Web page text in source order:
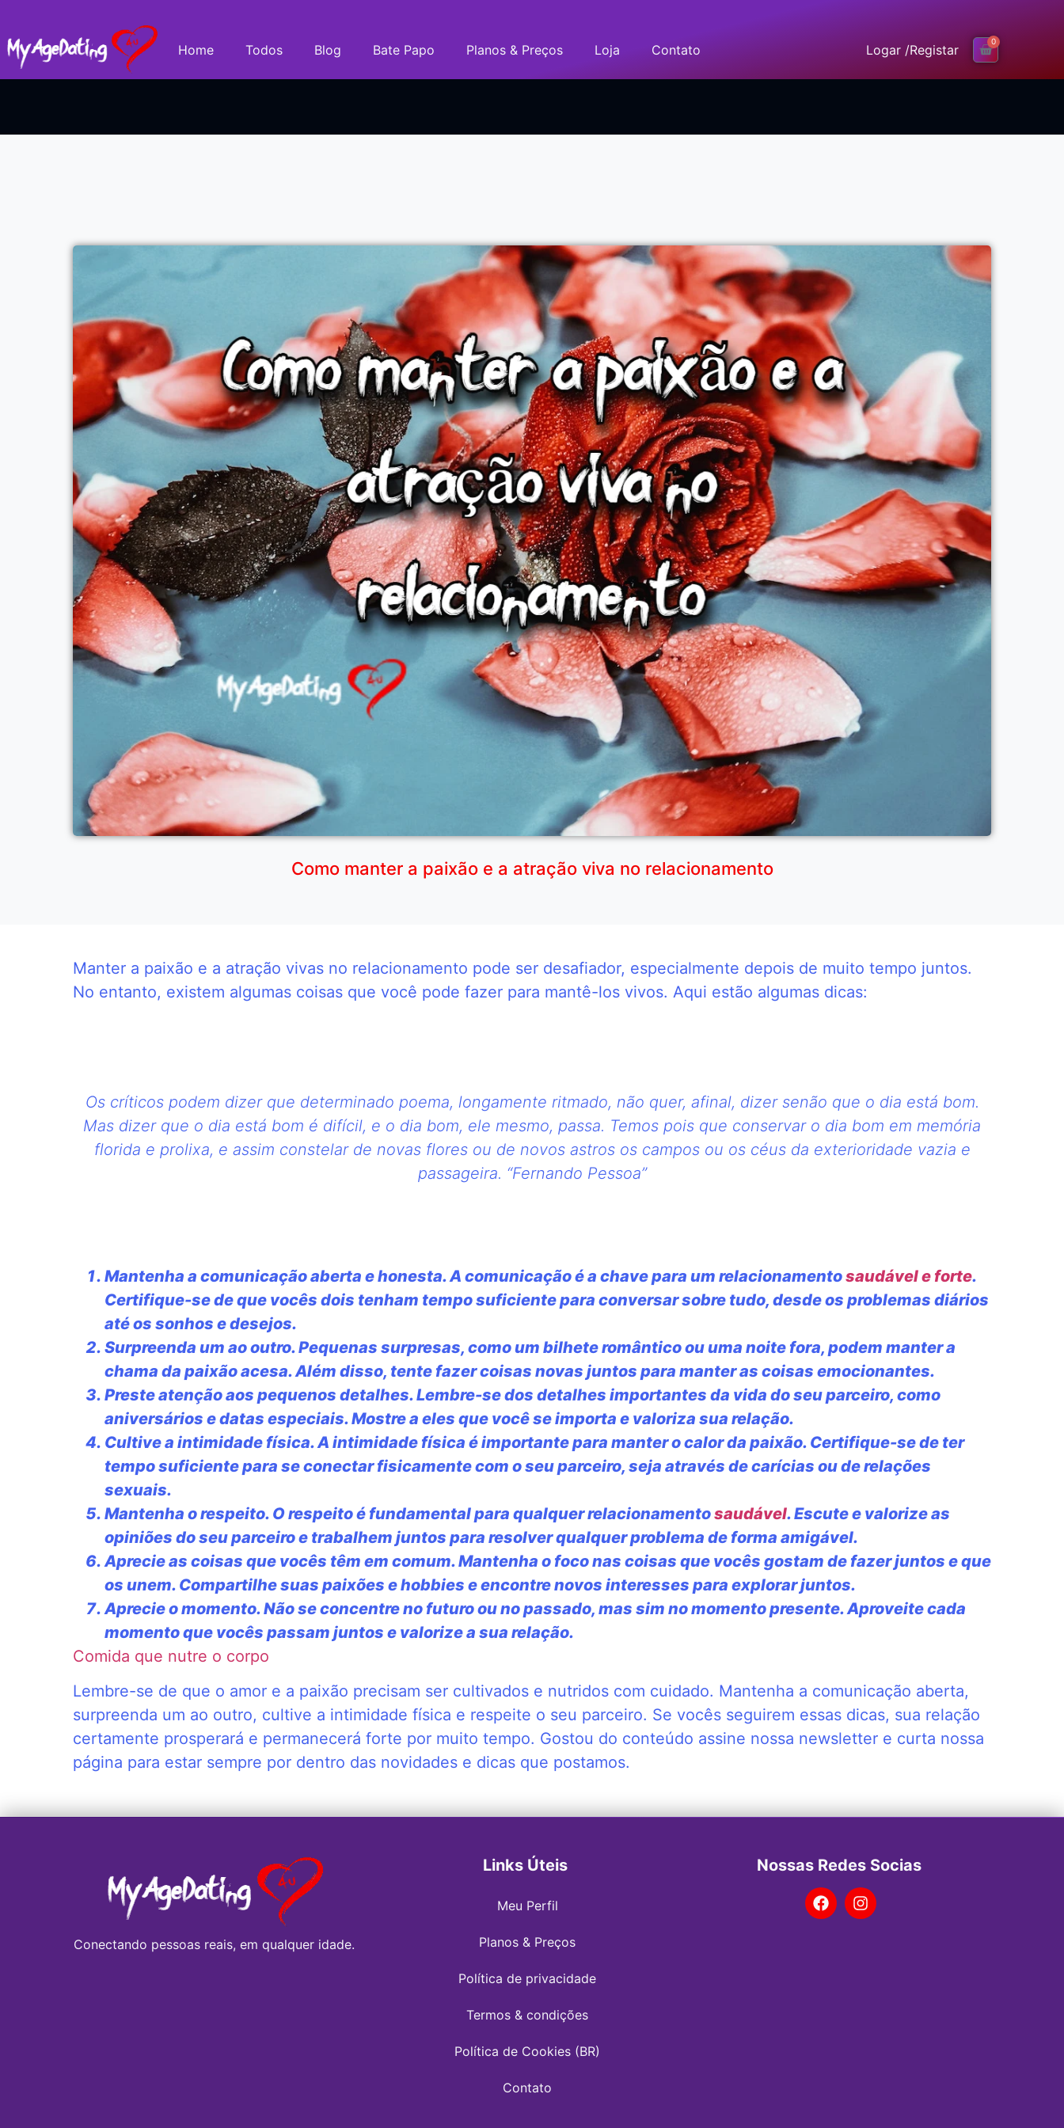
Home Todos Blog Bate Papo Planos & Preços Loja Contato Logar /Registar
0
Como manter a paixão e a atração viva no relacionamento
Manter a paixão e a atração vivas no relacionamento pode ser desafiador, especialmente depois de muito tempo juntos.
No entanto, existem algumas coisas que você pode fazer para mantê-los vivos. Aqui estão algumas dicas:
Os críticos podem dizer que determinado poema, longamente ritmado, não quer, afinal, dizer senão que o dia está bom.
Mas dizer que o dia está bom é difícil, e o dia bom, ele mesmo, passa. Temos pois que conservar o dia bom em memória
florida e prolixa, e assim constelar de novas flores ou de novos astros os campos ou os céus da exterioridade vazia e
passageira. “Fernando Pessoa”
Mantenha a comunicação aberta e honesta. A comunicação é a chave para um relacionamentosaudável e forte.
Certifique-se de que vocês dois tenham tempo suficiente para conversar sobre tudo, desde os problemas diários
até os sonhos e desejos.
Surpreenda um ao outro. Pequenas surpresas, como um bilhete romântico ou uma noite fora, podem manter a
chama da paixão acesa. Além disso, tente fazer coisas novas juntos para manter as coisas emocionantes.
Preste atenção aos pequenos detalhes. Lembre-se dos detalhes importantes da vida do seu parceiro, como
aniversários e datas especiais. Mostre a eles que você se importa e valoriza sua relação.
Cultive a intimidade física. A intimidade física é importante para manter o calor da paixão. Certifique-se de ter
tempo suficiente para se conectar fisicamente com o seu parceiro, seja através de carícias ou de relações
sexuais.
Mantenha o respeito. O respeito é fundamental para qualquer relacionamentosaudável. Escute e valorize as
opiniões do seu parceiro e trabalhem juntos para resolver qualquer problema de forma amigável.
Aprecie as coisas que vocês têm em comum. Mantenha o foco nas coisas que vocês gostam de fazer juntos e que
os unem. Compartilhe suas paixões e hobbies e encontre novos interesses para explorar juntos.
Aprecie o momento. Não se concentre no futuro ou no passado, mas sim no momento presente. Aproveite cada
momento que vocês passam juntos e valorize a sua relação.
Comida que nutre o corpo
Lembre-se de que o amor e a paixão precisam ser cultivados e nutridos com cuidado. Mantenha a comunicação aberta,
surpreenda um ao outro, cultive a intimidade física e respeite o seu parceiro. Se vocês seguirem essas dicas, sua relação
certamente prosperará e permanecerá forte por muito tempo. Gostou do conteúdo assine nossa newsletter e curta nossa
página para estar sempre por dentro das novidades e dicas que postamos.
Conectando pessoas reais, em qualquer idade.
Links Úteis
Meu Perfil
Planos & Preços
Política de privacidade
Termos & condições
Política de Cookies (BR)
Contato
Nossas Redes Socias